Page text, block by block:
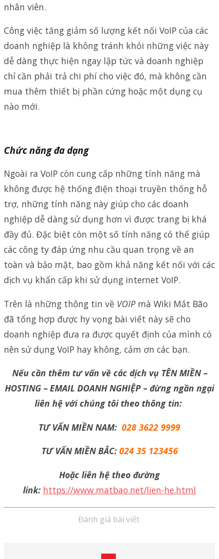
nhân viên.
Công việc tăng giảm số lượng kết nối VoIP của các
doanh nghiệp là không tránh khỏi những việc này
dễ dàng thực hiện ngay lập tức và doanh nghiệp
chỉ cần phải trả chi phí cho việc đó, mà không cần
mua thêm thiết bị phần cứng hoặc một dụng cụ
nào mới.
Chức năng đa dạng
Ngoài ra VoIP còn cung cấp những tính năng mà
không được hệ thống điện thoại truyền thống hỗ
trợ, những tính năng này giúp cho các doanh
nghiệp dễ dàng sử dụng hơn vì được trang bị khá
đầy đủ. Đặc biệt còn một số tính năng có thể giúp
các công ty đáp ứng nhu cầu quan trọng về an
toàn và bảo mật, bao gồm khả năng kết nối với các
dịch vụ khẩn cấp khi sử dụng internet VoIP.
Trên là những thông tin về VOIP mà Wiki Mắt Bão
đã tổng hợp được hy vọng bài viết này sẽ cho
doanh nghiệp đưa ra được quyết định của mình có
nên sử dụng VoIP hay không, cảm ơn các bạn.
Nếu cần thêm tư vấn về các dịch vụ TÊN MIỀN –
HOSTING – EMAIL DOANH NGHIỆP – đừng ngần ngại
liên hệ với chúng tôi theo thông tin:
TƯ VẤN MIỀN NAM: 028 3622 9999
TƯ VẤN MIỀN BẮC: 024 35 123456
Hoặc liên hệ theo đường
link: https://www.matbao.net/lien-he.html
Đánh giá bài viết